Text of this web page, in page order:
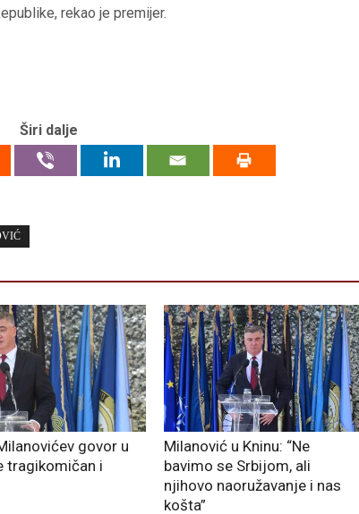
rekao je premijer.
Širi dalje
govor u
tragikomičan i
Milanović u Kninu: “Ne
bavimo se Srbijom, ali
njihovo naoružavanje i nas
košta”